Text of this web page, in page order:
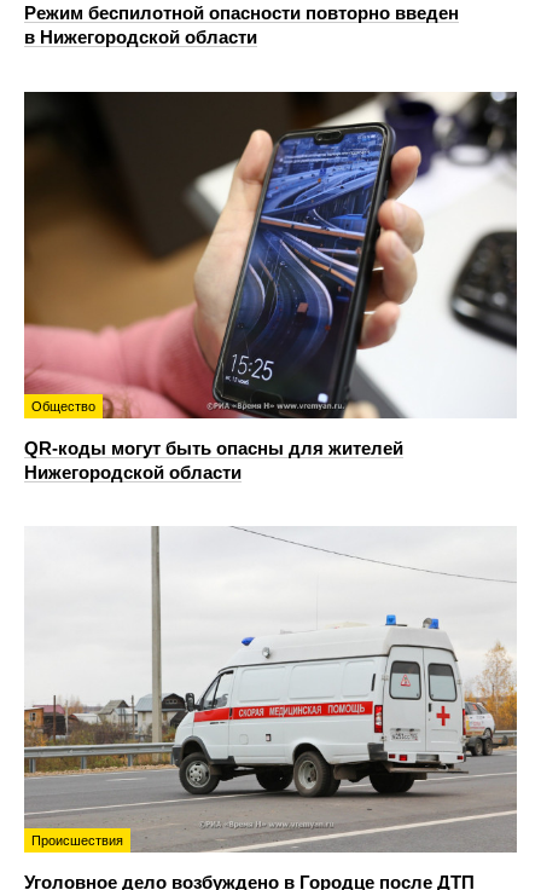
Режим беспилотной опасности повторно введен
в Нижегородской области
Общество
QR-коды могут быть опасны для жителей
Нижегородской области
Происшествия
Уголовное дело возбуждено в Городце после ДТП